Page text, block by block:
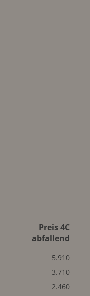
Preis 4C
abfallend
5.910
3.710
2.460